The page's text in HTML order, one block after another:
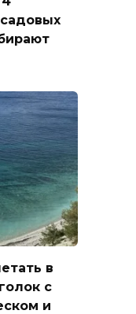
в
с
и